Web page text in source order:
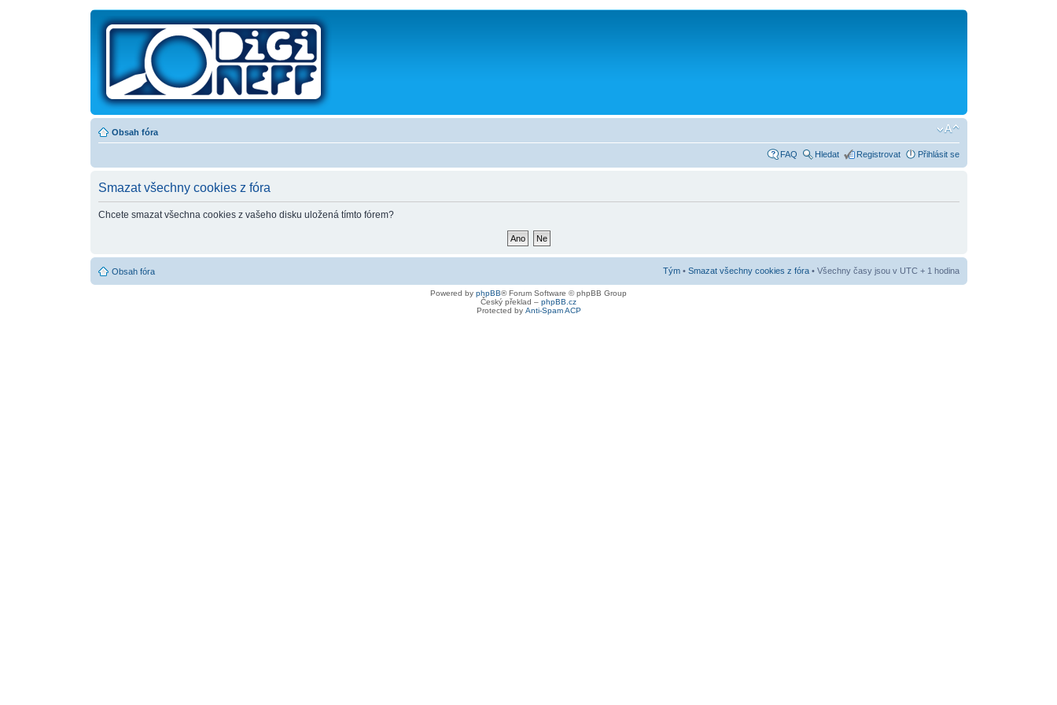
Obsah fóra
FAQ Hledat Registrovat Přihlásit se
Smazat všechny cookies z fóra
Chcete smazat všechna cookies z vašeho disku uložená tímto fórem?
Obsah fóra Tým• Smazat všechny cookies z fóra• Všechny časy jsou v UTC + 1 hodina
Powered by phpBB® Forum Software © phpBB Group
Český překlad – phpBB.cz
Protected by Anti-Spam ACP